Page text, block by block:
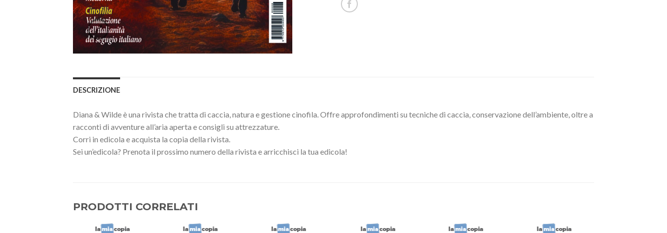
DESCRIZIONE
Diana & Wilde è una rivista che tratta di caccia, natura e gestione cinofila. Offre approfondimenti su tecniche di caccia, conservazione dell’ambiente, oltre a
racconti di avventure all’aria aperta e consigli su attrezzature.
Corri in edicola e acquista la copia della rivista.
Sei un’edicola? Prenota il prossimo numero della rivista e arricchisci la tua edicola!
PRODOTTI CORRELATI